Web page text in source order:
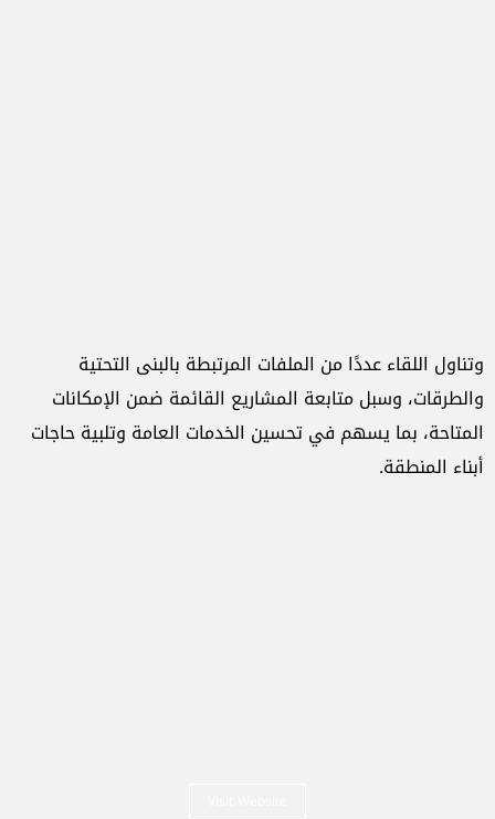
وتناول اللقاء عددًا من الملفات المرتبطة بالبنى التحتية
والطرقات، وسبل متابعة المشاريع القائمة ضمن الإمكانات
المتاحة، بما يسهم في تحسين الخدمات العامة وتلبية حاجات
أبناء المنطقة.